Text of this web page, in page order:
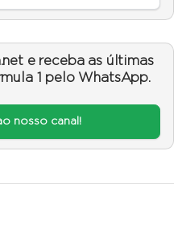
e receba as últimas
1 pelo WhatsApp.
nosso canal!